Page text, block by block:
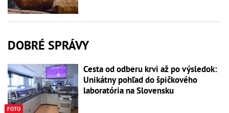
DOBRÉ SPRÁVY
FOTO
Cesta od odberu krvi až po výsledok:
Unikátny pohľad do špičkového
laboratória na Slovensku